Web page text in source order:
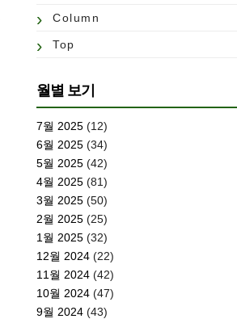
Column
Top
월별 보기
7월 2025 (12)
6월 2025 (34)
5월 2025 (42)
4월 2025 (81)
3월 2025 (50)
2월 2025 (25)
1월 2025 (32)
12월 2024 (22)
11월 2024 (42)
10월 2024 (47)
9월 2024 (43)